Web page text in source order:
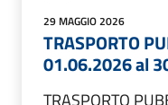
29 MAGGIO 2026
TRASPORTO
01.06.2026 al
TRASPORTO